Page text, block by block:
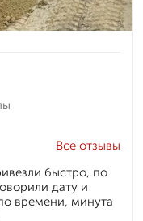
Все отзывы
быстро, по
дату и
времени, минута